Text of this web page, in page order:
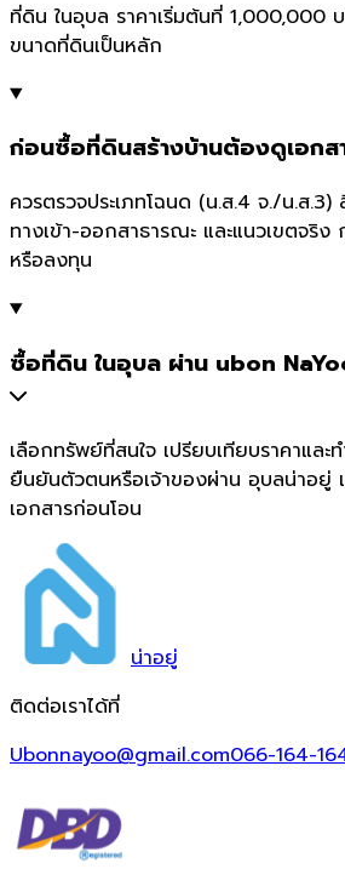
ที่ดิน ในอุบล ราคาเริ่มต้นที่ 1,000,000
ขนาดที่ดินเป็นหลัก
ก่อนซื้อที่ดินสร้างบ้านต้องดูเอกส
ควรตรวจประเภทโฉนด (น.ส.4 จ./น.ส.3)
ทางเข้า-ออกสาธารณะ และแนวเขตจริ
หรือลงทุน
ซื้อที่ดิน ในอุบล ผ่าน ubon
เลือกทรัพย์ที่สนใจ เปรียบเทียบราคาแล
ยืนยันตัวตนหรือเจ้าของผ่าน อุบลน่าอยู่
เอกสารก่อนโอน
น่าอยู่
ติดต่อเราได้ที่
Ubonnayoo@gmail.com066-164-